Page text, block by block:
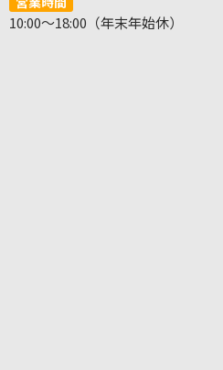
10:00～18:00（年末年始休）